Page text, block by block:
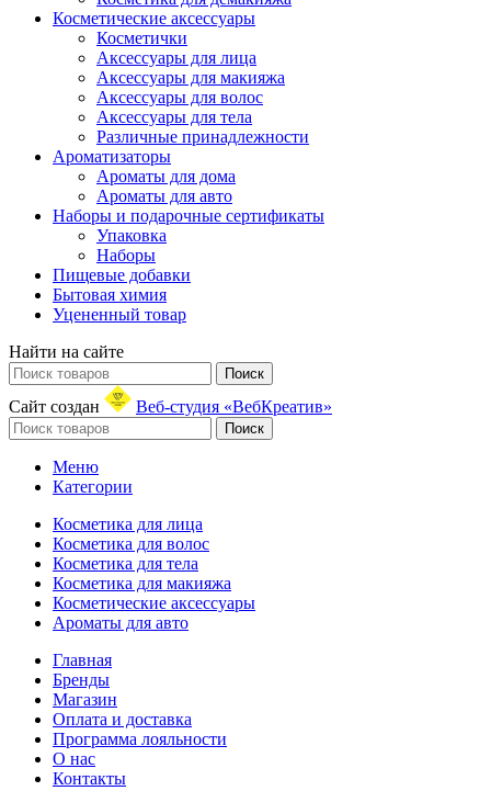
Косметические аксессуары
Косметички
Аксессуары для лица
Аксессуары для макияжа
Аксессуары для волос
Аксессуары для тела
Различные принадлежности
Ароматизаторы
Ароматы для дома
Ароматы для авто
Наборы и подарочные сертификаты
Упаковка
Наборы
Пищевые добавки
Бытовая химия
Уцененный товар
Найти на сайте
Поиск
Сайт создан Веб-студия «ВебКреатив»
Поиск
Меню
Категории
Косметика для лица
Косметика для волос
Косметика для тела
Косметика для макияжа
Косметические аксессуары
Ароматы для авто
Главная
Бренды
Магазин
Оплата и доставка
Программа лояльности
О нас
Контакты